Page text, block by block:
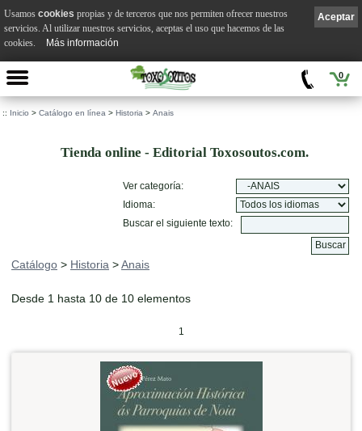
0
:: Inicio > Catálogo en línea > Historia > Anais
Tienda online - Editorial Toxosoutos.com.
Ver categoría:
Idioma:
Buscar el siguiente texto:
Catálogo > Historia >Anais
Desde 1 hasta 10 de 10 elementos
1
Aceptar
Usamos cookies propias y de terceros que nos permiten ofrecer nuestros
servicios. Al utilizar nuestros servicios, aceptas el uso que hacemos de las
cookies.
Más información